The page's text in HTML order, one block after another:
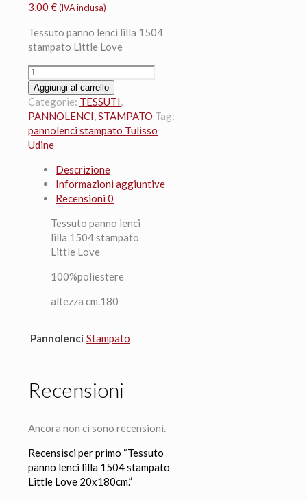
3,00 € (IVA inclusa)
Tessuto panno lenci lilla 1504
stampato Little Love
Tessuto
panno
lenci
lilla
1504
stampato
Love
20x180cm.
quantità
Aggiungi al carrello
Categorie: TESSUTI,
PANNOLENCI,STAMPATO Tag:
pannolenci stampato Tulisso
Udine
Descrizione
Informazioni aggiuntive
Recensioni 0
Tessuto panno lenci
lilla 1504 stampato
Little Love
100%poliestere
altezza cm.180
Pannolenci Stampato
Recensioni
Ancora non ci sono recensioni.
Recensisci per primo “Tessuto
panno lenci lilla 1504 stampato
Little Love 20x180cm.”